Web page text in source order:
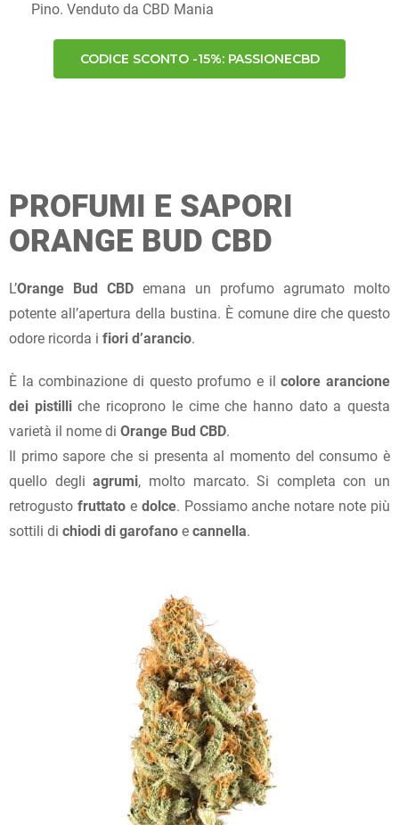
Pino. Venduto da CBD Mania
CODICE SCONTO -15%: PASSIONECBD
PROFUMI E SAPORI
ORANGE BUD CBD
L’Orange Bud CBD emana un profumo agrumato molto
potente all’apertura della bustina. È comune dire che questo
odore ricorda i fiori d’arancio.
È la combinazione di questo profumo e il colore arancione
dei pistilliche ricoprono le cime che hanno dato a questa
varietà il nome di Orange Bud CBD.
Il primo sapore che si presenta al momento del consumo è
quello degliagrumi, molto marcato. Si completa con un
retrogusto fruttatoe dolce. Possiamo anche notare note più
sottili di chiodi di garofano e cannella.